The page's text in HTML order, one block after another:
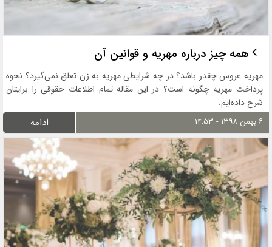
همه چیز درباره مهریه و قوانین آن
مهریه عروس چقدر باشد؟ در چه شرایطی مهریه به زن تعلق نمی‌گیرد؟ نحوه
پرداخت مهریه چگونه است؟ در این مقاله تمام اطلاعات حقوقی را برایتان
شرح داده‌ایم.
۶ بهمن ۱۳۹۸ - ۱۴:۵۳ ادامه